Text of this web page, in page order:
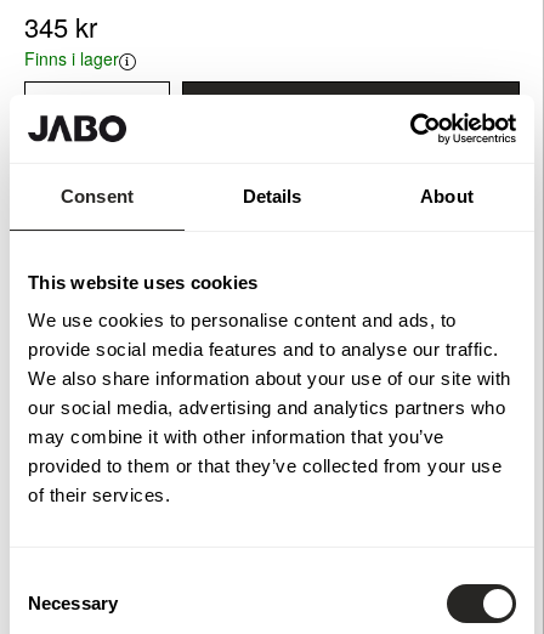
Consent Details About
This website uses cookies
We use cookies to personalise content and ads, to
provide social media features and to analyse our traffic.
We also share information about your use of our site with
our social media, advertising and analytics partners who
may combine it with other information that you’ve
provided to them or that they’ve collected from your use
of their services.
Selection
Necessary
345 kr
Finns i lager
Lägg i varukorg
Bärlina 95x95 mm, ben 70x70 mm.
För att ge en så tydlig bild som möjligt kan vissa bilder vara
skapade eller förbättrade med hjälp av AI.
Specifikationer